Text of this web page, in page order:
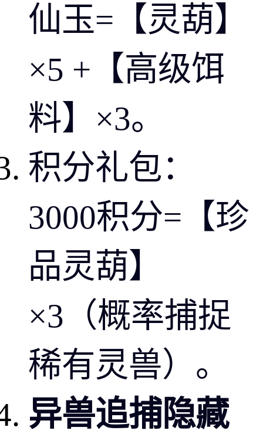
仙玉=【灵葫】
×5 +【高级饵
料】×3。
积分礼包：
3000积分=【珍
品灵葫】
×3（概率捕捉
稀有灵兽）。
异兽追捕隐藏